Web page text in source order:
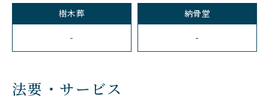
樹木葬
-
納骨堂
-
法要・サービス